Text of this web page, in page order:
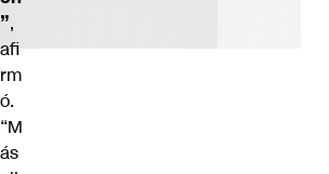
”,
afi
rm
ó.
“M
ás